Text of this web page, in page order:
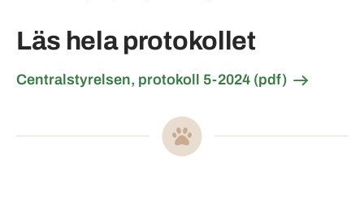
Läs hela protokollet
Centralstyrelsen, protokoll 5-2024 (pdf)